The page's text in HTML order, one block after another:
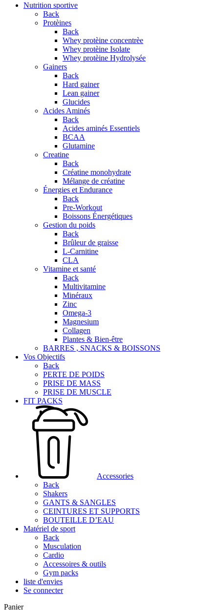
Nutrition sportive
Back
Protèines
Back
Whey protèine concentrèe
Whey protèine Isolate
Whey protèine Hydrolysée
Gainers
Back
Hard gainer
Lean gainer
Glucides
Acides Aminés
Back
Acides aminés Essentiels
BCAA
Glutamine
Creatine
Back
Créatine monohydrate
Mélange de créatine
Énergies et Endurance
Back
Pre-Workout
Boissons Énergétiques
Gestion du poids
Back
Brûleur de graisse
L-Carnitine
CLA
Vitamine et santé
Back
Multivitamine
Minéraux
Zinc
Omega-3
Magnesium
Collagen
Plantes & Bien-être
BARRES , SNACKS & BOISSONS
Vos Objectifs
Back
PERTE DE POIDS
PRISE DE MASS
PRISE DE MUSCLE
FIT PACKS
Accessories
Back
Shakers
GANTS & SANGLES
CEINTURES ET SUPPORTS
BOUTEILLE D’EAU
Matériel de sport
Back
Musculation
Cardio
Accessoires & outils
Gym packs
liste d'envies
Se connecter
Panier